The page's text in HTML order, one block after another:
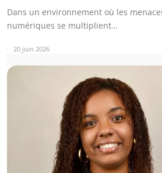
Dans un environnement où les
numériques se multiplient…
20 juin 2026